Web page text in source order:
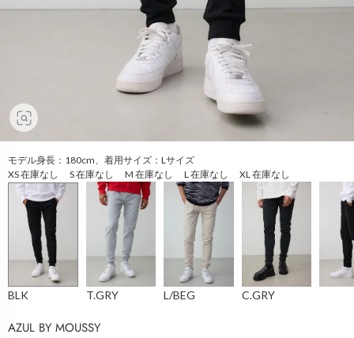
モデル身長：180cm、着用サイズ：Lサイズ
XS 在庫なし S 在庫なし M 在庫なし L 在庫なし XL 在庫なし
BLK T.GRY L/BEG C.GRY
AZUL BY MOUSSY